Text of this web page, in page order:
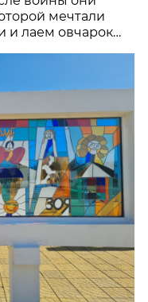
мечтали
и лаем овчарок…